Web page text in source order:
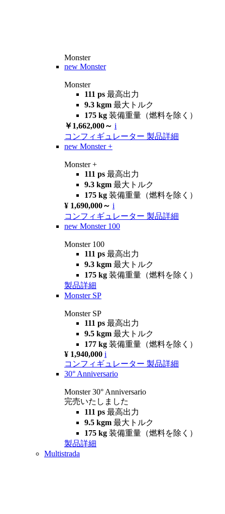
Monster
new Monster
Monster
111 ps 最高出力
9.3 kgm 最大トルク
175 kg 装備重量（燃料を除く）
￥1,662,000～ i
コンフィギュレーター 製品詳細
new Monster +
Monster +
111 ps 最高出力
9.3 kgm 最大トルク
175 kg 装備重量（燃料を除く）
¥ 1,690,000～ i
コンフィギュレーター 製品詳細
new Monster 100
Monster 100
111 ps 最高出力
9.3 kgm 最大トルク
175 kg 装備重量（燃料を除く）
製品詳細
Monster SP
Monster SP
111 ps 最高出力
9.5 kgm 最大トルク
177 kg 装備重量（燃料を除く）
¥ 1,940,000 i
コンフィギュレーター 製品詳細
30° Anniversario
Monster 30° Anniversario
完売いたしました
111 ps 最高出力
9.5 kgm 最大トルク
175 kg 装備重量（燃料を除く）
製品詳細
Multistrada